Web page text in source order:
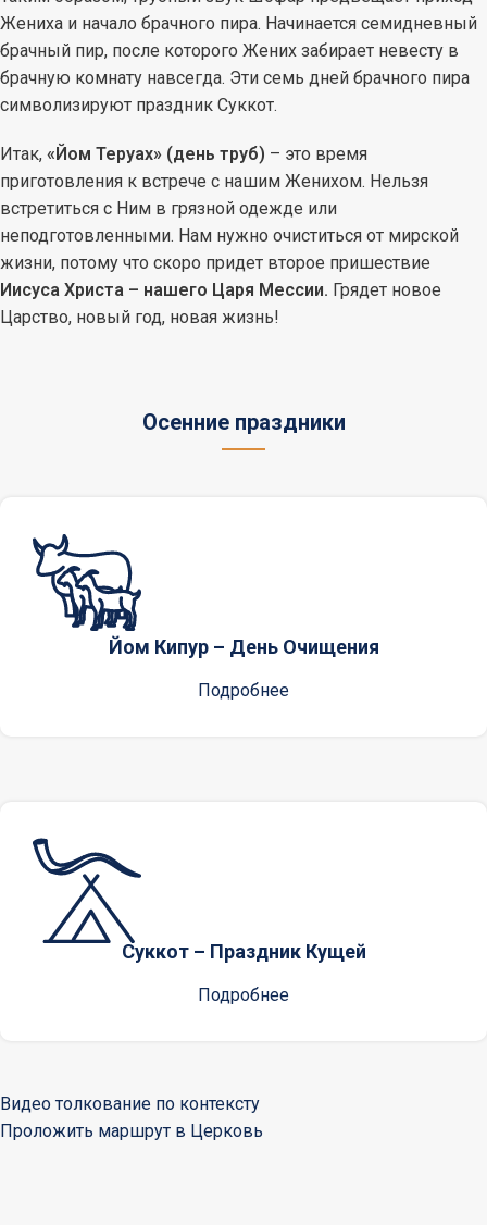
Жениха и начало брачного пира. Начинается семидневный
брачный пир, после которого Жених забирает невесту в
брачную комнату навсегда. Эти семь дней брачного пира
символизируют праздник Суккот.
Итак, «Йом Теруах» (день труб) – это время
приготовления к встрече с нашим Женихом. Нельзя
встретиться с Ним в грязной одежде или
неподготовленными. Нам нужно очиститься от мирской
жизни, потому что скоро придет второе пришествие
Иисуса Христа – нашего Царя Мессии. Грядет новое
Царство, новый год, новая жизнь!
Осенние праздники
Йом Кипур – День Очищения
Подробнее
Суккот – Праздник Кущей
Подробнее
Видео толкование по контексту
Проложить маршрут в Церковь